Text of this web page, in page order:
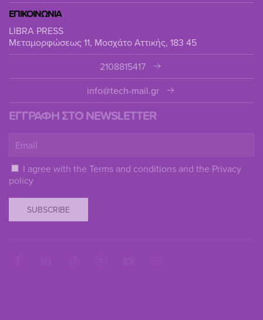
ΕΠΙΚΟΙΝΩΝΙΑ
LIBRA PRESS
Μεταμορφώσεως 11, Μοσχάτο Αττικής, 183 45
2108815417
info@tech-mail.gr
ΕΓΓΡΑΦΗ ΣΤΟ NEWSLETTER
I agree with the Terms and conditions and the Privacy
policy
SUBSCRIBE